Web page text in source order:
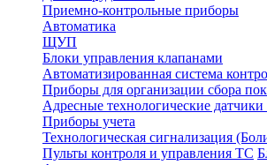
Приемно-контрольные приборы
Автоматика
ЩУП
Блоки управления клапанами
Автоматизированная система
Приборы для организации сбора
Адресные технологические датчики
Приборы учета
Технологическая сигнализация
Пульты контроля и управления ТС